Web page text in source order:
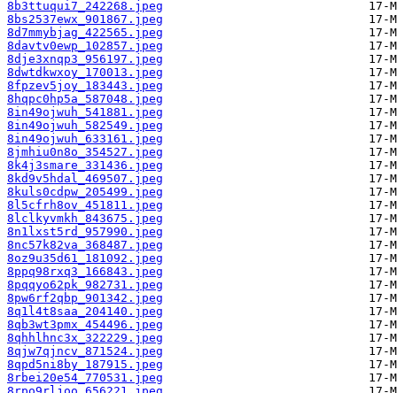
8b3ttuqui7_242268.jpeg
8bs2537ewx_901867.jpeg
8d7mmybjag_422565.jpeg
8davtv0ewp_102857.jpeg
8dje3xnqp3_956197.jpeg
8dwtdkwxoy_170013.jpeg
8fpzev5joy_183443.jpeg
8hqpc0hp5a_587048.jpeg
8in49ojwuh_541881.jpeg
8in49ojwuh_582549.jpeg
8in49ojwuh_633161.jpeg
8jmhiu0n8o_354527.jpeg
8k4j3smare_331436.jpeg
8kd9v5hdal_469507.jpeg
8kuls0cdpw_205499.jpeg
8l5cfrh8ov_451811.jpeg
8lclkyvmkh_843675.jpeg
8n1lxst5rd_957990.jpeg
8nc57k82va_368487.jpeg
8oz9u35d61_181092.jpeg
8ppq98rxq3_166843.jpeg
8pqqyo62pk_982731.jpeg
8pw6rf2qbp_901342.jpeg
8q1l4t8saa_204140.jpeg
8qb3wt3pmx_454496.jpeg
8qhhlhnc3x_322229.jpeg
8qjw7qjncv_871524.jpeg
8qpd5ni8by_187915.jpeg
8rbei20e54_770531.jpeg